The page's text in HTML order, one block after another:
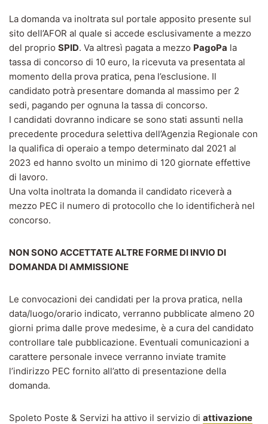
La domanda va inoltrata sul portale apposito presente sul
sito dell’AFOR al quale si accede esclusivamente a mezzo
del proprio SPID. Va altresì pagata a mezzo PagoPa la
tassa di concorso di 10 euro, la ricevuta va presentata al
momento della prova pratica, pena l’esclusione. Il
candidato potrà presentare domanda al massimo per 2
sedi, pagando per ognuna la tassa di concorso.
I candidati dovranno indicare se sono stati assunti nella
precedente procedura selettiva dell’Agenzia Regionale con
la qualifica di operaio a tempo determinato dal 2021 al
2023 ed hanno svolto un minimo di 120 giornate effettive
di lavoro.
Una volta inoltrata la domanda il candidato riceverà a
mezzo PEC il numero di protocollo che lo identificherà nel
concorso.
NON SONO ACCETTATE ALTRE FORME DI INVIO DI
DOMANDA DI AMMISSIONE
Le convocazioni dei candidati per la prova pratica, nella
data/luogo/orario indicato, verranno pubblicate almeno 20
giorni prima dalle prove medesime, è a cura del candidato
controllare tale pubblicazione. Eventuali comunicazioni a
carattere personale invece verranno inviate tramite
l’indirizzo PEC fornito all’atto di presentazione della
domanda.
Spoleto Poste & Servizi ha attivo il servizio di attivazione